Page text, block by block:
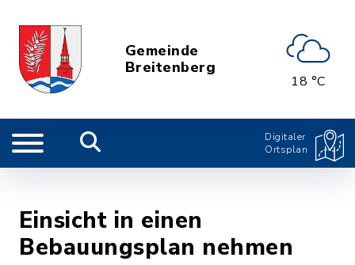
Gemeinde
Breitenberg
18 °C
Digitaler
Ortsplan
Einsicht in einen
Bebauungsplan nehmen